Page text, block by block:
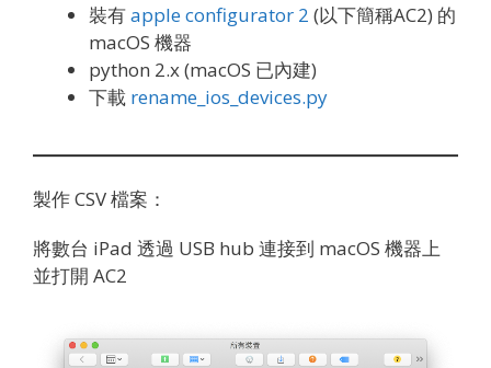
裝有apple configurator 2 (以下簡稱AC2) 的
macOS 機器
python 2.x (macOS 已內建)
下載 rename_ios_devices.py
製作 CSV 檔案：
將數台 iPad 透過 USB hub 連接到 macOS 機器上
並打開 AC2